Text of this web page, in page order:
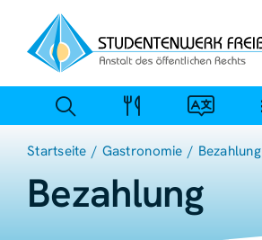
Inhalt
springen
Startseite Gastronomie Bezahlung
Bezahlung